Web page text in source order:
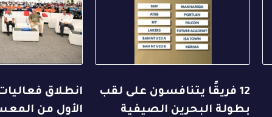
12 فريقًا يتنافسون على لقب
بطولة البحرين الصيفية
انطلاق
الأول من